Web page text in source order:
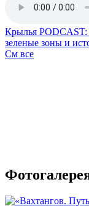
Крылья PODCAST:
зеленые зоны и
См все